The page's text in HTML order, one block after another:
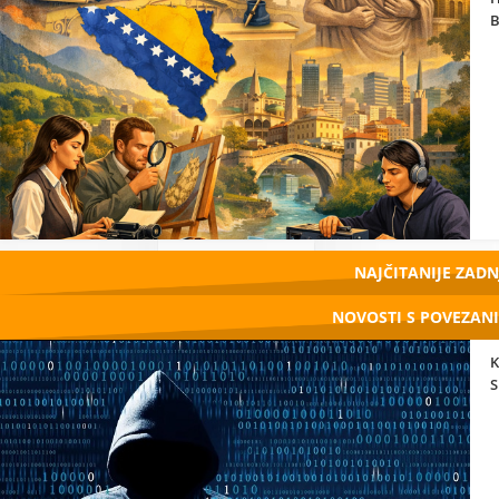
NAJČITANIJE
NOVOSTI S